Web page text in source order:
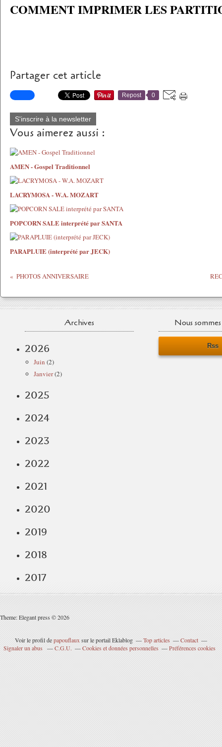
COMMENT IMPRIMER LES
Partager cet article
Repost 0
S'inscrire à la newsletter
Vous aimerez aussi :
AMEN - Gospel Traditionnel
LACRYMOSA - W.A. MOZART
POPCORN SALE interprété par SANTA
PARAPLUIE (interprété par JECK)
PHOTOS ANNIVERSAIRE
Archives
2026
Juin (2)
Janvier(2)
2025
2024
2023
2022
2021
2020
2019
2018
2017
Nous
Rss
Theme: Elegant press © 2026
Voir le profil depapouflaux sur le portail Eklablog Top articles
Contact
Signaler un abus
C.G.U. Cookies et données personnelles Préférences cookies